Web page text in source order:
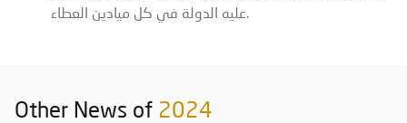
عليه الدولة في كل ميادين العطاء.
Other News of 2024